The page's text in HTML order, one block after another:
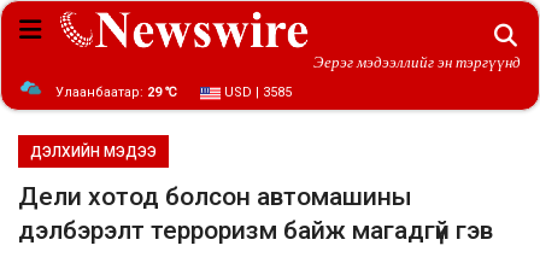
Эерэг мэдээллийг эн тэргүүнд
Улаанбаатар: 29 ℃ USD | 3585
ДЭЛХИЙН МЭДЭЭ
Дели хотод болсон автомашины
дэлбэрэлт терроризм байж магадгүй гэв